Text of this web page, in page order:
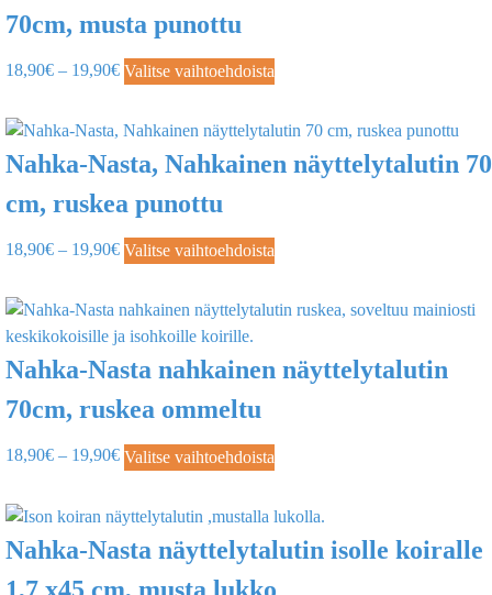
70cm, musta punottu
18,90€ – 19,90€ Valitse vaihtoehdoista
Nahka-Nasta, Nahkainen näyttelytalutin 70
cm, ruskea punottu
18,90€ – 19,90€ Valitse vaihtoehdoista
Nahka-Nasta nahkainen näyttelytalutin
70cm, ruskea ommeltu
18,90€ – 19,90€ Valitse vaihtoehdoista
Nahka-Nasta näyttelytalutin isolle koiralle
1,7 x45 cm, musta lukko